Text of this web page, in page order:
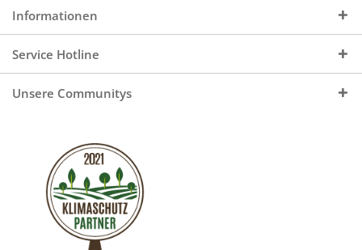
Informationen
Service Hotline
Unsere Communitys